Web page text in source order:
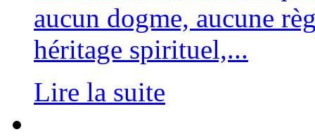
aucun dogme, aucune
héritage spirituel,...
Lire la suite